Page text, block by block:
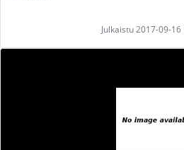
Julkaistu 2017-09-